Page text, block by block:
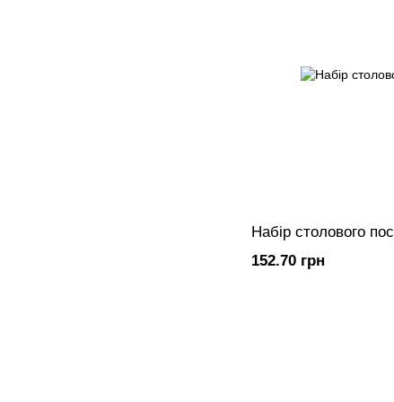
152.70 грн